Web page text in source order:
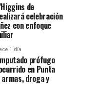
de
celebración
con enfoque
1 día
prófugo
en Punta
droga y